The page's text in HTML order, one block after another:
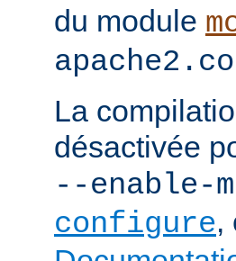
du module
La
désactivée
--enable-
configure,